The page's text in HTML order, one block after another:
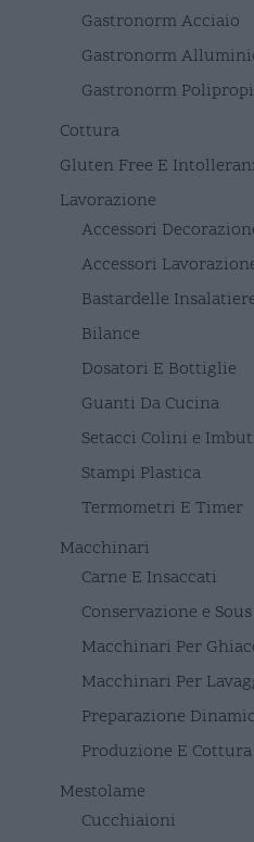
Gastronorm Acciaio
Gastronorm
Gastronorm
Cottura
Gluten Free E
Lavorazione
Accessori
Accessori
Bastardelle
Bilance
Dosatori E Bottiglie
Guanti Da Cucina
Setacci Colini e
Stampi Plastica
Termometri E Timer
Macchinari
Carne E Insaccati
Conservazione e
Macchinari Per
Macchinari Per
Preparazione
Produzione E Cottura
Mestolame
Cucchiaioni